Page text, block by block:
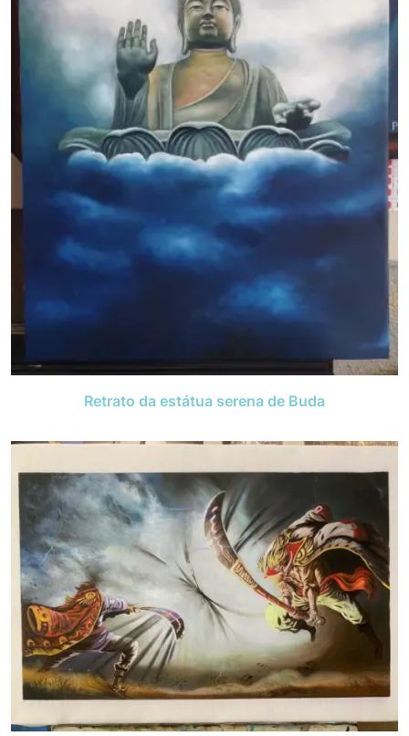
Retrato da estátua serena de Buda